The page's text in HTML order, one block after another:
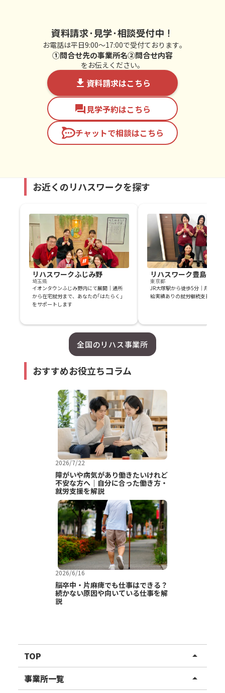
資料請求･見学･相談受付中！
お電話は平日9:00〜17:00で受付ております｡
①問合せ先の事業所名②問合せ内容
をお伝えください。
file_download 資料請求はこちら
forum見学予約はこちら
チャットで相談はこちら
お近くのリハスワークを探す
リハスワークふじみ野
埼玉県
イオンタウンふじみ野内にて展開｜通所
から在宅就労まで、あなたの｢はたらく｣
をサポートします
リハスワーク豊島
東京都
JR大塚駅から徒歩5分｜月の工
給実績ありの就労継続支援B型事
全国のリハス事業所
おすすめお役立ちコラム
2026/7/22
障がいや病気があり働きたいけれど
不安な方へ｜自分に合った働き方・
就労支援を解説
2026/6/16
脳卒中・片麻痺でも仕事はできる？
続かない原因や向いている仕事を解
説
TOP arrow_drop_up
リハスワーク
事業所一覧 arrow_drop_up